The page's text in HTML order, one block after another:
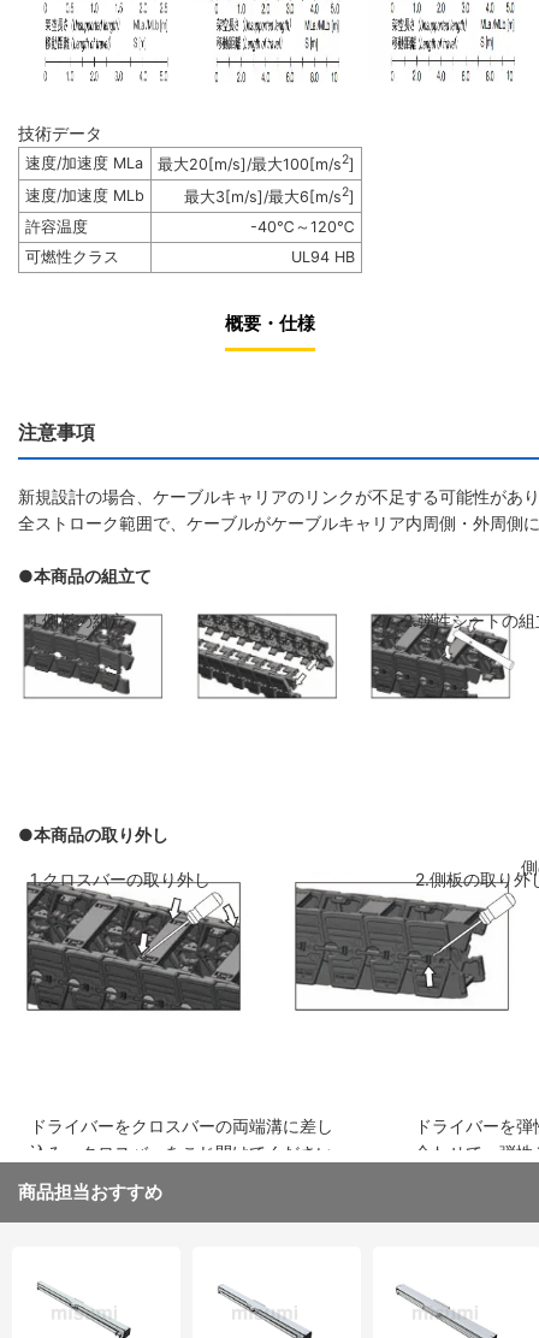
技術データ
速度/加速度 MLa 最大20[m/s]/最大100[m/s2]
速度/加速度 MLb
最大3[m/s]/最大6[m/s2]
許容温度
-40℃～120℃
可燃性クラス
UL94 HB
概要・仕様
注意事項
新規設計の場合、ケーブルキャリアのリンクが不足する可能性が
全ストローク範囲で、ケーブルがケーブルキャリア内周側・外周側
●本商品の組立て
1.側板の組立 2.弾性シートの組
側板のリンクを斜めに前のリンクに差し
込み、はめ込みます
弾性シートを両
ください
●本商品の取り外し
1.クロスバーの取り外し 2.側板の取り外
ドライバーをクロスバーの両端溝に差し
込み、クロスバーをこじ開けてください
ドライバーを
合わせて、弾
商品担当おすすめ